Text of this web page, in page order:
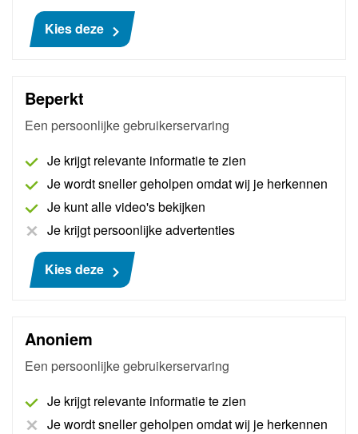
Kies deze
Beperkt
Een persoonlijke gebruikerservaring
Je krijgt relevante informatie te zien
Je wordt sneller geholpen omdat wij je herkennen
Je kunt alle video's bekijken
Je krijgt persoonlijke advertenties
Kies deze
Anoniem
Een persoonlijke gebruikerservaring
Je krijgt relevante informatie te zien
Je wordt sneller geholpen omdat wij je herkennen
€ 929
Pass Thru Basic Renault - Dacia -
Alpine
Renault - Dacia - Alpine, waarna originele
handleidingen, technische informatie en schema's
Meer informatie